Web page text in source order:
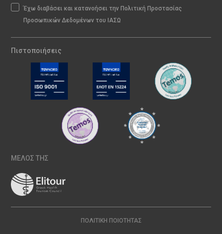
Έχω διαβάσει και κατανοήσει την Πολιτική Προστασίας
Προσωπικών Δεδομένων του ΙΑΣΩ
Πιστοποιήσεις
ΜΕΛΟΣ ΤΗΣ
ΠΟΛΙΤΙΚΉ ΠΟΙΌΤΗΤΑΣ